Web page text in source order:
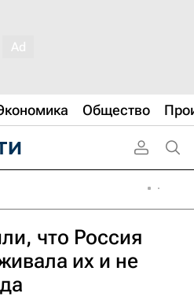
Общество
что Россия
их и не